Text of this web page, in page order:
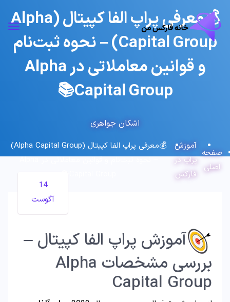
💰معرفی پراپ الفا کپیتال (Alpha
Capital Group) – نحوه ثبت‌نام
و قوانین معاملاتی در Alpha
Capital Group📚
اشکان جواهری
صفحه
اصلی
آموزش
پراپ در
فارکس
💰معرفی پراپ الفا کپیتال (Alpha Capital Group)
– نحوه ثبت‌نام و قوانین معاملاتی در Alpha
14
آگوست
آموزش پراپ الفا کپیتال –
بررسی مشخصات Alpha
Capital Group